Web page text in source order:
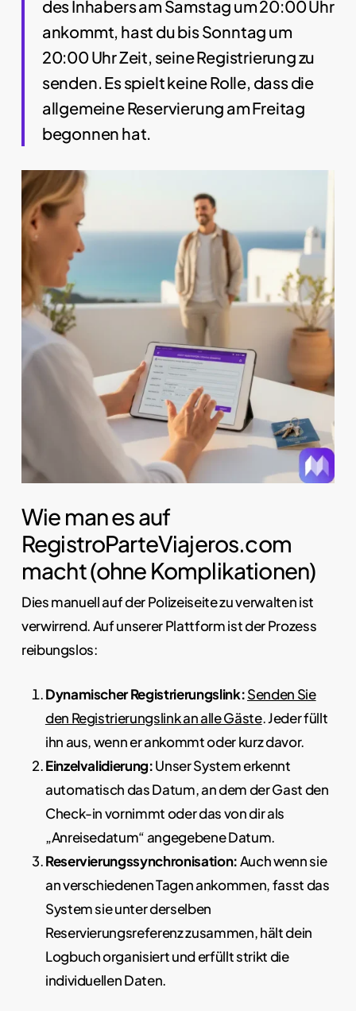
des Inhabers am Samstag um 20:00 Uhr
ankommt, hast du bis Sonntag um
20:00 Uhr Zeit, seine Registrierung zu
senden. Es spielt keine Rolle, dass die
allgemeine Reservierung am Freitag
begonnen hat.
Wie man es auf
RegistroParteViajeros.com
macht (ohne Komplikationen)
Dies manuell auf der Polizeiseite zu verwalten ist
verwirrend. Auf unserer Plattform ist der Prozess
reibungslos:
Dynamischer Registrierungslink:Senden Sie
den Registrierungslink an alle Gäste. Jeder füllt
ihn aus, wenn er ankommt oder kurz davor.
Einzelvalidierung:Unser System erkennt
automatisch das Datum, an dem der Gast den
Check-in vornimmt oder das von dir als
„Anreisedatum“ angegebene Datum.
Reservierungssynchronisation:Auch wenn sie
an verschiedenen Tagen ankommen, fasst das
System sie unter derselben
Reservierungsreferenz zusammen, hält dein
Logbuch organisiert und erfüllt strikt die
individuellen Daten.